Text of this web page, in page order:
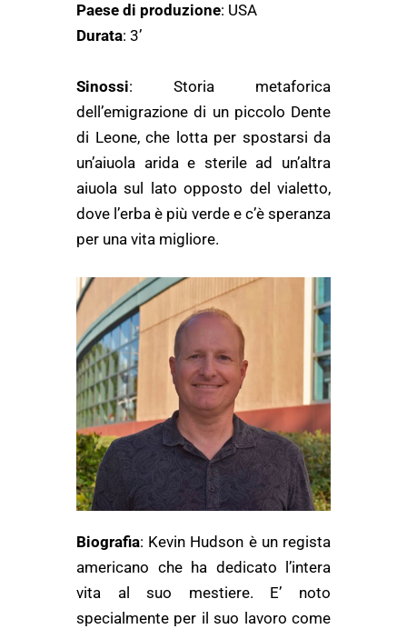
Paese di produzione: USA
Durata: 3’
Sinossi: Storia metaforica
dell’emigrazione di un piccolo Dente
di Leone, che lotta per spostarsi da
un’aiuola arida e sterile ad un’altra
aiuola sul lato opposto del vialetto,
dove l’erba è più verde e c’è speranza
per una vita migliore.
Biografia: Kevin Hudson è un regista
americano che ha dedicato l’intera
vita al suo mestiere. E’ noto
specialmente per il suo lavoro come